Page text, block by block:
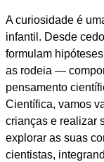
A curiosidade é
infantil. Desde
formulam
as rodeia —
pensamento
Científica, vamos
crianças e realizar
explorar as suas
cientistas,